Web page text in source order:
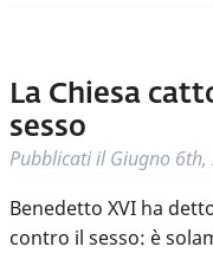
La Chiesa
sesso
Pubblicati ilGiugno 6th,
Benedetto XVI ha
contro il sesso: è